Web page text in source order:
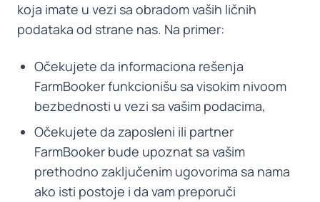
koja imate u vezi sa obradom vaših ličnih
podataka od strane nas. Na primer:
Očekujete da informaciona rešenja
FarmBooker funkcionišu sa visokim nivoom
bezbednosti u vezi sa vašim podacima,
Očekujete da zaposleni ili partner
FarmBooker bude upoznat sa vašim
prethodno zaključenim ugovorima sa nama
ako isti postoje i da vam preporuči